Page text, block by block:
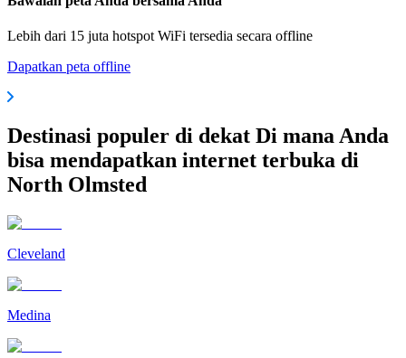
Lebih dari 15 juta hotspot WiFi tersedia secara offline
Dapatkan peta offline
Destinasi populer di dekat Di mana Anda
bisa mendapatkan internet terbuka di
North Olmsted
Cleveland
Medina